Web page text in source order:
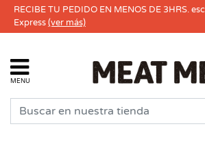
RECIBE TU PEDIDO EN MENOS DE 3HRS.
Express(ver más)
MENU